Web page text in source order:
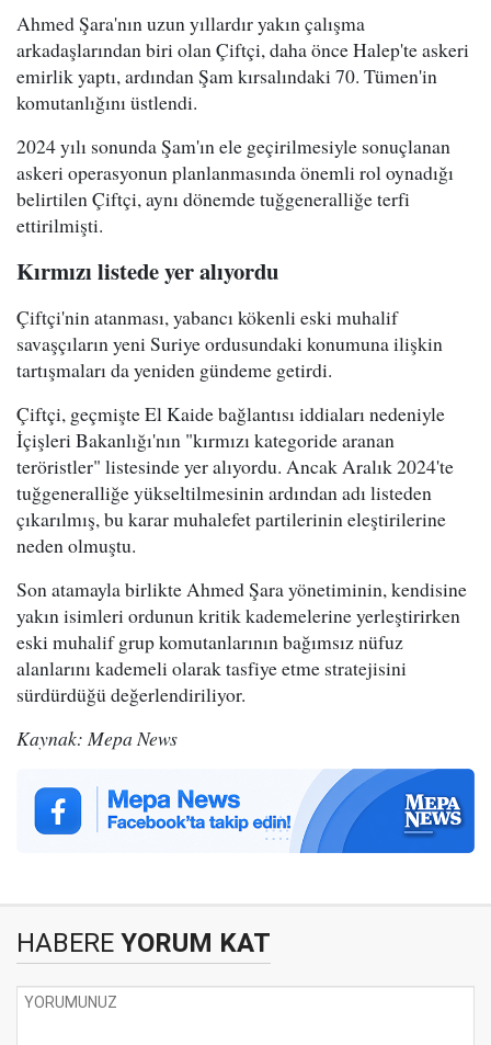
Ahmed Şara'nın uzun yıllardır yakın çalışma
arkadaşlarından biri olan Çiftçi, daha önce Halep'te askeri
emirlik yaptı, ardından Şam kırsalındaki 70. Tümen'in
komutanlığını üstlendi.
2024 yılı sonunda Şam'ın ele geçirilmesiyle sonuçlanan
askeri operasyonun planlanmasında önemli rol oynadığı
belirtilen Çiftçi, aynı dönemde tuğgeneralliğe terfi
ettirilmişti.
Kırmızı listede yer alıyordu
Çiftçi'nin atanması, yabancı kökenli eski muhalif
savaşçıların yeni Suriye ordusundaki konumuna ilişkin
tartışmaları da yeniden gündeme getirdi.
Çiftçi, geçmişte El Kaide bağlantısı iddiaları nedeniyle
İçişleri Bakanlığı'nın "kırmızı kategoride aranan
teröristler" listesinde yer alıyordu. Ancak Aralık 2024'te
tuğgeneralliğe yükseltilmesinin ardından adı listeden
çıkarılmış, bu karar muhalefet partilerinin eleştirilerine
neden olmuştu.
Son atamayla birlikte Ahmed Şara yönetiminin, kendisine
yakın isimleri ordunun kritik kademelerine yerleştirirken
eski muhalif grup komutanlarının bağımsız nüfuz
alanlarını kademeli olarak tasfiye etme stratejisini
sürdürdüğü değerlendiriliyor.
Kaynak: Mepa News
HABERE YORUM KAT